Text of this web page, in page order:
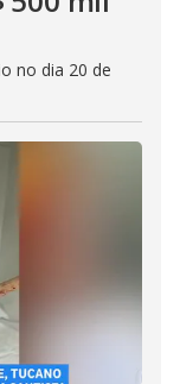
no dia 20 de